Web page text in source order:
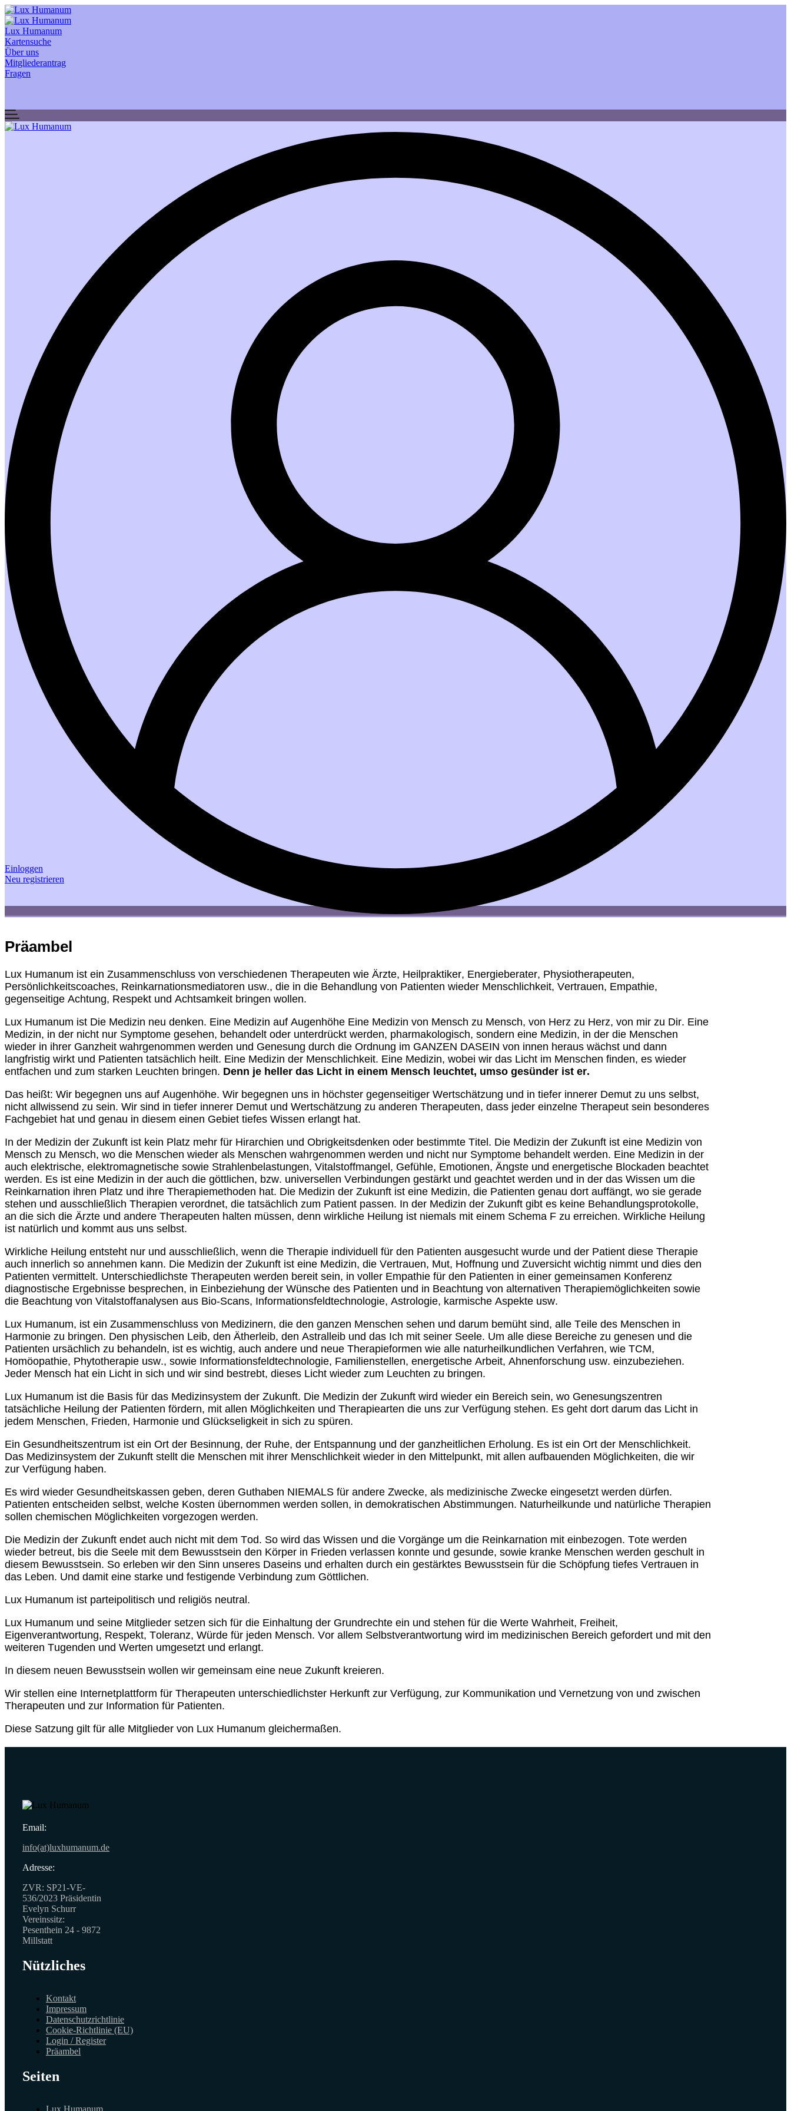
Lux Humanum
Kartensuche
Über uns
Mitgliederantrag
Fragen
Einloggen
Neu registrieren
Präambel
Lux Humanum ist ein Zusammenschluss von verschiedenen Therapeuten wie Ärzte, Heilpraktiker, Energieberater, Physiotherapeuten,
Persönlichkeitscoaches, Reinkarnationsmediatoren usw., die in die Behandlung von Patienten wieder Menschlichkeit, Vertrauen, Empathie,
gegenseitige Achtung, Respekt und Achtsamkeit bringen wollen.
Lux Humanum ist Die Medizin neu denken. Eine Medizin auf Augenhöhe Eine Medizin von Mensch zu Mensch, von Herz zu Herz, von mir zu Dir. Eine
Medizin, in der nicht nur Symptome gesehen, behandelt oder unterdrückt werden, pharmakologisch, sondern eine Medizin, in der die Menschen
wieder in ihrer Ganzheit wahrgenommen werden und Genesung durch die Ordnung im GANZEN DASEIN von innen heraus wächst und dann
langfristig wirkt und Patienten tatsächlich heilt. Eine Medizin der Menschlichkeit. Eine Medizin, wobei wir das Licht im Menschen finden, es wieder
entfachen und zum starken Leuchten bringen. Denn je heller das Licht in einem Mensch leuchtet, umso gesünder ist er.
Das heißt: Wir begegnen uns auf Augenhöhe. Wir begegnen uns in höchster gegenseitiger Wertschätzung und in tiefer innerer Demut zu uns selbst,
nicht allwissend zu sein. Wir sind in tiefer innerer Demut und Wertschätzung zu anderen Therapeuten, dass jeder einzelne Therapeut sein besonderes
Fachgebiet hat und genau in diesem einen Gebiet tiefes Wissen erlangt hat.
In der Medizin der Zukunft ist kein Platz mehr für Hirarchien und Obrigkeitsdenken oder bestimmte Titel. Die Medizin der Zukunft ist eine Medizin von
Mensch zu Mensch, wo die Menschen wieder als Menschen wahrgenommen werden und nicht nur Symptome behandelt werden. Eine Medizin in der
auch elektrische, elektromagnetische sowie Strahlenbelastungen, Vitalstoffmangel, Gefühle, Emotionen, Ängste und energetische Blockaden beachtet
werden. Es ist eine Medizin in der auch die göttlichen, bzw. universellen Verbindungen gestärkt und geachtet werden und in der das Wissen um die
Reinkarnation ihren Platz und ihre Therapiemethoden hat. Die Medizin der Zukunft ist eine Medizin, die Patienten genau dort auffängt, wo sie gerade
stehen und ausschließlich Therapien verordnet, die tatsächlich zum Patient passen. In der Medizin der Zukunft gibt es keine Behandlungsprotokolle,
an die sich die Ärzte und andere Therapeuten halten müssen, denn wirkliche Heilung ist niemals mit einem Schema F zu erreichen. Wirkliche Heilung
ist natürlich und kommt aus uns selbst.
Wirkliche Heilung entsteht nur und ausschließlich, wenn die Therapie individuell für den Patienten ausgesucht wurde und der Patient diese Therapie
auch innerlich so annehmen kann. Die Medizin der Zukunft ist eine Medizin, die Vertrauen, Mut, Hoffnung und Zuversicht wichtig nimmt und dies den
Patienten vermittelt. Unterschiedlichste Therapeuten werden bereit sein, in voller Empathie für den Patienten in einer gemeinsamen Konferenz
diagnostische Ergebnisse besprechen, in Einbeziehung der Wünsche des Patienten und in Beachtung von alternativen Therapiemöglichkeiten sowie
die Beachtung von Vitalstoffanalysen aus Bio-Scans, Informationsfeldtechnologie, Astrologie, karmische Aspekte usw.
Lux Humanum, ist ein Zusammenschluss von Medizinern, die den ganzen Menschen sehen und darum bemüht sind, alle Teile des Menschen in
Harmonie zu bringen. Den physischen Leib, den Ätherleib, den Astralleib und das Ich mit seiner Seele. Um alle diese Bereiche zu genesen und die
Patienten ursächlich zu behandeln, ist es wichtig, auch andere und neue Therapieformen wie alle naturheilkundlichen Verfahren, wie TCM,
Homöopathie, Phytotherapie usw., sowie Informationsfeldtechnologie, Familienstellen, energetische Arbeit, Ahnenforschung usw. einzubeziehen.
Jeder Mensch hat ein Licht in sich und wir sind bestrebt, dieses Licht wieder zum Leuchten zu bringen.
Lux Humanum ist die Basis für das Medizinsystem der Zukunft. Die Medizin der Zukunft wird wieder ein Bereich sein, wo Genesungszentren
tatsächliche Heilung der Patienten fördern, mit allen Möglichkeiten und Therapiearten die uns zur Verfügung stehen. Es geht dort darum das Licht in
jedem Menschen, Frieden, Harmonie und Glückseligkeit in sich zu spüren.
Ein Gesundheitszentrum ist ein Ort der Besinnung, der Ruhe, der Entspannung und der ganzheitlichen Erholung. Es ist ein Ort der Menschlichkeit.
Das Medizinsystem der Zukunft stellt die Menschen mit ihrer Menschlichkeit wieder in den Mittelpunkt, mit allen aufbauenden Möglichkeiten, die wir
zur Verfügung haben.
Es wird wieder Gesundheitskassen geben, deren Guthaben NIEMALS für andere Zwecke, als medizinische Zwecke eingesetzt werden dürfen.
Patienten entscheiden selbst, welche Kosten übernommen werden sollen, in demokratischen Abstimmungen. Naturheilkunde und natürliche Therapien
sollen chemischen Möglichkeiten vorgezogen werden.
Die Medizin der Zukunft endet auch nicht mit dem Tod. So wird das Wissen und die Vorgänge um die Reinkarnation mit einbezogen. Tote werden
wieder betreut, bis die Seele mit dem Bewusstsein den Körper in Frieden verlassen konnte und gesunde, sowie kranke Menschen werden geschult in
diesem Bewusstsein. So erleben wir den Sinn unseres Daseins und erhalten durch ein gestärktes Bewusstsein für die Schöpfung tiefes Vertrauen in
das Leben. Und damit eine starke und festigende Verbindung zum Göttlichen.
Lux Humanum ist parteipolitisch und religiös neutral.
Lux Humanum und seine Mitglieder setzen sich für die Einhaltung der Grundrechte ein und stehen für die Werte Wahrheit, Freiheit,
Eigenverantwortung, Respekt, Toleranz, Würde für jeden Mensch. Vor allem Selbstverantwortung wird im medizinischen Bereich gefordert und mit den
weiteren Tugenden und Werten umgesetzt und erlangt.
In diesem neuen Bewusstsein wollen wir gemeinsam eine neue Zukunft kreieren.
Wir stellen eine Internetplattform für Therapeuten unterschiedlichster Herkunft zur Verfügung, zur Kommunikation und Vernetzung von und zwischen
Therapeuten und zur Information für Patienten.
Diese Satzung gilt für alle Mitglieder von Lux Humanum gleichermaßen.
Email:
info(at)luxhumanum.de
Adresse:
ZVR: SP21-VE-
536/2023 Präsidentin
Evelyn Schurr
Vereinssitz:
Pesenthein 24 - 9872
Millstatt
Nützliches
Kontakt
Impressum
Datenschutzrichtlinie
Cookie-Richtlinie (EU)
Login / Register
Präambel
Seiten
Lux Humanum